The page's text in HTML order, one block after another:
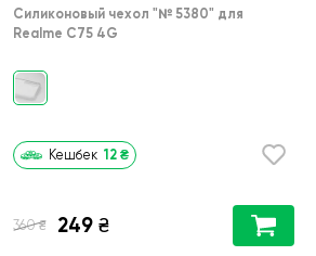
Силиконовый чехол "№ 5380" для
Realme C75 4G
Кешбек 12 ₴
360 ₴ 249 ₴